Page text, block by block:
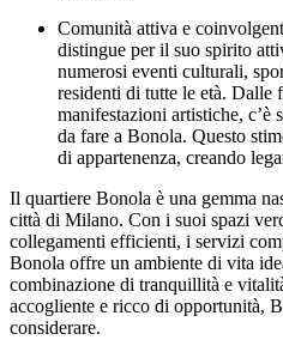
Comunità attiva e
distingue per il suo spirito
numerosi eventi culturali,
residenti di tutte le età. Dalle
manifestazioni artistiche, c’è
da fare a Bonola. Questo
di appartenenza, creando
Il quartiere Bonola è una gemma
città di Milano. Con i suoi spazi
collegamenti efficienti, i servizi
Bonola offre un ambiente di vita
combinazione di tranquillità e
accogliente e ricco di opportunità,
considerare.